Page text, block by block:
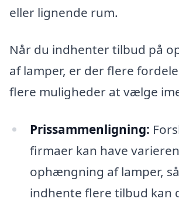
eller lignende rum.
Når du indhenter tilbud på
af lamper, er der flere
flere muligheder at vælge
Prissammenligning:
firmaer kan have
ophængning af lamper,
indhente flere tilbud kan